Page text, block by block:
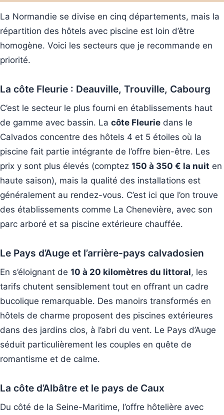
La Normandie se divise en cinq départements, mais la
répartition des hôtels avec piscine est loin d’être
homogène. Voici les secteurs que je recommande en
priorité.
La côte Fleurie : Deauville, Trouville, Cabourg
C’est le secteur le plus fourni en établissements haut
de gamme avec bassin. La côte Fleurie dans le
Calvados concentre des hôtels 4 et 5 étoiles où la
piscine fait partie intégrante de l’offre bien-être. Les
prix y sont plus élevés (comptez 150 à 350 € la nuit en
haute saison), mais la qualité des installations est
généralement au rendez-vous. C’est ici que l’on trouve
des établissements comme La Chenevière, avec son
parc arboré et sa piscine extérieure chauffée.
Le Pays d’Auge et l’arrière-pays calvadosien
En s’éloignant de 10 à 20 kilomètres du littoral, les
tarifs chutent sensiblement tout en offrant un cadre
bucolique remarquable. Des manoirs transformés en
hôtels de charme proposent des piscines extérieures
dans des jardins clos, à l’abri du vent. Le Pays d’Auge
séduit particulièrement les couples en quête de
romantisme et de calme.
La côte d’Albâtre et le pays de Caux
Du côté de la Seine-Maritime, l’offre hôtelière avec